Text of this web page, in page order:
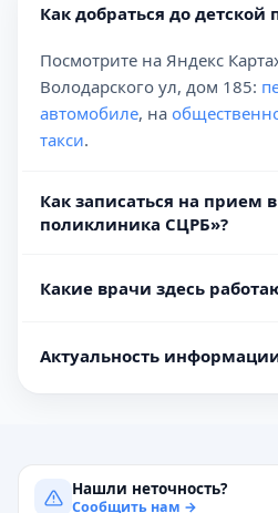
Как добраться до
Посмотрите на Яндекс
Володарского ул, дом 185:
автомобиле, на
такси.
Как записаться на прием
поликлиника СЦРБ»?
Какие врачи здесь
Актуальность
Нашли неточность?
Сообщить нам →